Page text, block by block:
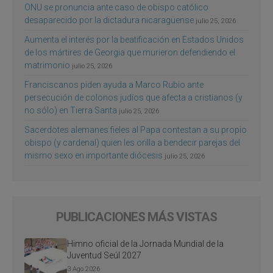
ONU se pronuncia ante caso de obispo católico
desaparecido por la dictadura nicaragüense julio 25, 2026
Aumenta el interés por la beatificación en Estados Unidos
de los mártires de Georgia que murieron defendiendo el
matrimonio julio 25, 2026
Franciscanos piden ayuda a Marco Rubio ante
persecución de colonos judíos que afecta a cristianos (y
no sólo) en Tierra Santa julio 25, 2026
Sacerdotes alemanes fieles al Papa contestan a su propio
obispo (y cardenal) quien les orilla a bendecir parejas del
mismo sexo en importante diócesis julio 25, 2026
PUBLICACIONES MÁS VISTAS
Himno oficial de la Jornada Mundial de la
Juventud Seúl 2027
3 Ago 2026